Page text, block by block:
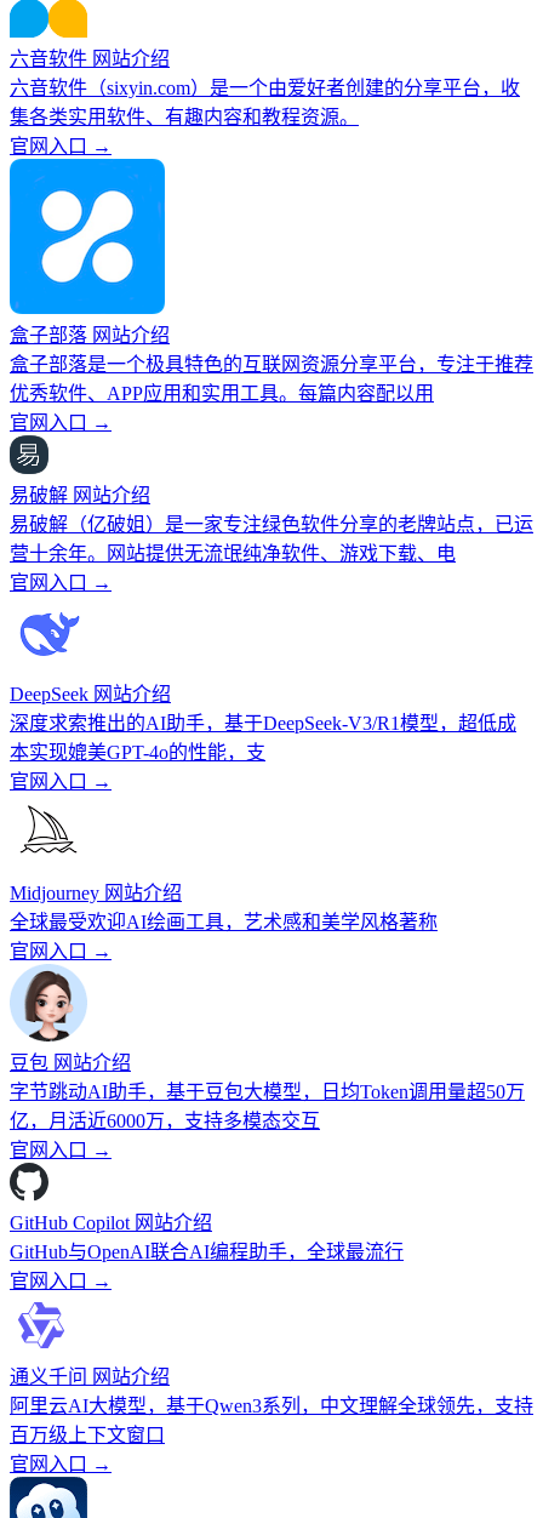
六音软件 网站介绍
六音软件（sixyin.com）是一个由爱好者创建的分享平台，收
集各类实用软件、有趣内容和教程资源。
官网入口 →
盒子部落 网站介绍
盒子部落是一个极具特色的互联网资源分享平台，专注于推荐
优秀软件、APP应用和实用工具。每篇内容配以用
官网入口 →
易破解 网站介绍
易破解（亿破姐）是一家专注绿色软件分享的老牌站点，已运
营十余年。网站提供无流氓纯净软件、游戏下载、电
官网入口 →
DeepSeek 网站介绍
深度求索推出的AI助手，基于DeepSeek-V3/R1模型，超低成
本实现媲美GPT-4o的性能，支
官网入口 →
Midjourney 网站介绍
全球最受欢迎AI绘画工具，艺术感和美学风格著称
官网入口 →
豆包 网站介绍
字节跳动AI助手，基于豆包大模型，日均Token调用量超50万
亿，月活近6000万，支持多模态交互
官网入口 →
GitHub Copilot 网站介绍
GitHub与OpenAI联合AI编程助手，全球最流行
官网入口 →
通义千问 网站介绍
阿里云AI大模型，基于Qwen3系列，中文理解全球领先，支持
百万级上下文窗口
官网入口 →